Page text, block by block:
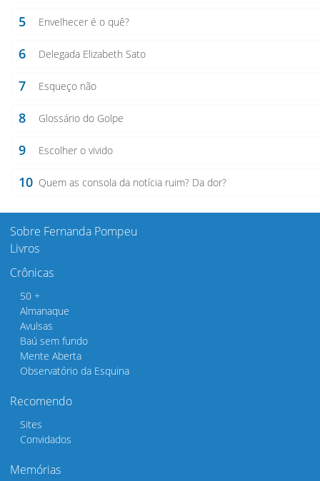
5 Envelhecer é o quê?
6 Delegada Elizabeth Sato
7 Esqueço não
8 Glossário do Golpe
9 Escolher o vivido
10 Quem as consola da notícia ruim? Da dor?
Sobre Fernanda Pompeu
Livros
Crônicas
50 +
Almanaque
Avulsas
Baú sem fundo
Mente Aberta
Observatório da Esquina
Recomendo
Sites
Convidados
Memórias